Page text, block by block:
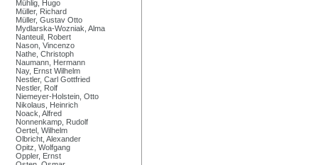
Mühlig, Hugo
Müller, Richard
Müller, Gustav Otto
Mydlarska-Wozniak, Alma
Nanteuil, Robert
Nason, Vincenzo
Nathe, Christoph
Naumann, Hermann
Nay, Ernst Wilhelm
Nestler, Carl Gottfried
Nestler, Rolf
Niemeyer-Holstein, Otto
Nikolaus, Heinrich
Noack, Alfred
Nonnenkamp, Rudolf
Oertel, Wilhelm
Olbricht, Alexander
Opitz, Wolfgang
Oppler, Ernst